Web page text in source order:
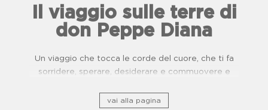
Il viaggio sulle terre di
don Peppe Diana
Un viaggio che tocca le corde del cuore, che ti fa
sorridere, sperare, desiderare e commuovere e
di usanze, cucina e buone pratiche.
vai alla pagina